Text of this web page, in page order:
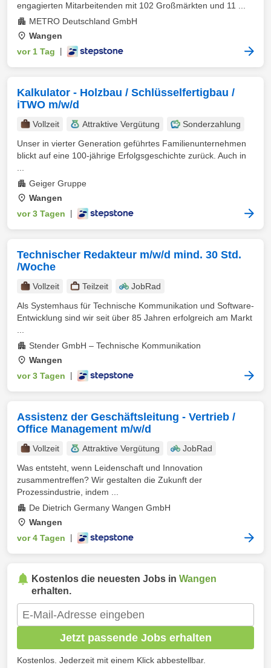
engagierten Mitarbeitenden mit 102 Großmärkten und 11 ...
METRO Deutschland GmbH
Wangen
vor 1 Tag
Kalkulator - Holzbau / Schlüsselfertigbau /
iTWO m/w/d
Vollzeit Attraktive Vergütung
Sonderzahlung
Unser in vierter Generation geführtes Familienunternehmen
blickt auf eine 100-jährige Erfolgsgeschichte zurück. Auch in
Geiger Gruppe
Wangen
vor 3 Tagen
Technischer Redakteur m/w/d mind. 30 Std.
/Woche
Vollzeit Teilzeit
JobRad
Als Systemhaus für Technische Kommunikation und Software-
Entwicklung sind wir seit über 85 Jahren erfolgreich am Markt
Stender GmbH – Technische Kommunikation
Wangen
vor 3 Tagen
Assistenz der Geschäftsleitung - Vertrieb /
Office Management m/w/d
Vollzeit Attraktive Vergütung
JobRad
Was entsteht, wenn Leidenschaft und Innovation
zusammentreffen? Wir gestalten die Zukunft der
Prozessindustrie, indem ...
De Dietrich Germany Wangen GmbH
Wangen
vor 4 Tagen
Kostenlos die neuesten Jobs in Wangen
erhalten.
Jetzt passende Jobs erhalten
Kostenlos. Jederzeit mit einem Klick abbestellbar.